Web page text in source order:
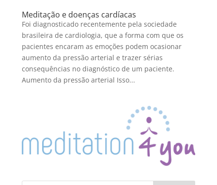
Meditação e doenças cardíacas
Foi diagnosticado recentemente pela sociedade
brasileira de cardiologia, que a forma com que os
pacientes encaram as emoções podem ocasionar
aumento da pressão arterial e trazer sérias
consequências no diagnóstico de um paciente.
Aumento da pressão arterial Isso...